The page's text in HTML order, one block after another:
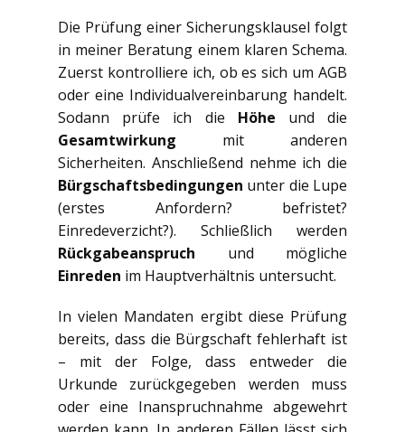
Die Prüfung einer Sicherungsklausel folgt
in meiner Beratung einem klaren Schema.
Zuerst kontrolliere ich, ob es sich um AGB
oder eine Individualvereinbarung handelt.
Sodann prüfe ich die Höhe und die
Gesamtwirkung mit anderen
Sicherheiten. Anschließend nehme ich die
Bürgschaftsbedingungen unter die Lupe
(erstes Anfordern? befristet?
Einredeverzicht?). Schließlich werden
Rückgabeanspruch und mögliche
Einreden im Hauptverhältnis untersucht.
In vielen Mandaten ergibt diese Prüfung
bereits, dass die Bürgschaft fehlerhaft ist
– mit der Folge, dass entweder die
Urkunde zurückgegeben werden muss
oder eine Inanspruchnahme abgewehrt